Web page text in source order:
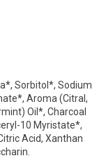
Sorbitol*, Sodium
Aroma (Citral,
Oil*, Charcoal
10 Myristate*,
Acid, Xanthan